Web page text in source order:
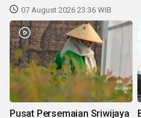
07 August 2026 23:36 WIB
Pusat Persemaian Sriwijaya